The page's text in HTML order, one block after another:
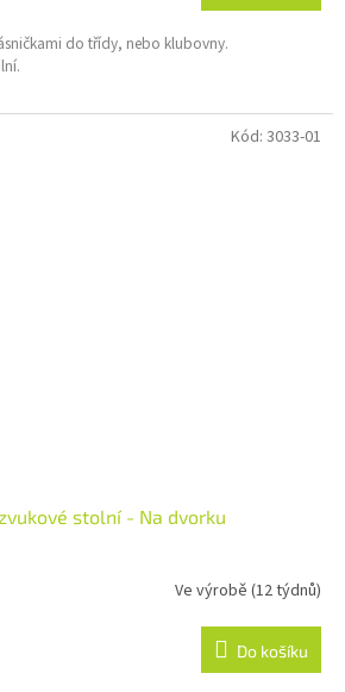
do třídy, nebo klubovny.
stolní - Na dvorku
Ve výrobě (12 týdnů)
Do košíku
Kód: 3033-01